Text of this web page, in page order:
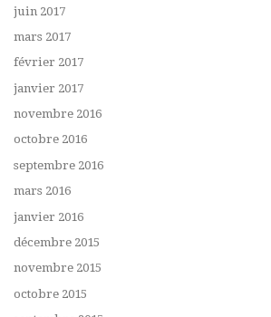
juin 2017
mars 2017
février 2017
janvier 2017
novembre 2016
octobre 2016
septembre 2016
mars 2016
janvier 2016
décembre 2015
novembre 2015
octobre 2015